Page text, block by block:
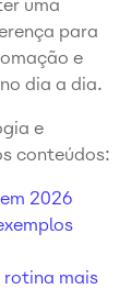
uma
para
e
dia a dia.
e
conteúdos:
2026
mais